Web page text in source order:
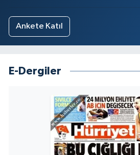
Ankete Katıl
E-Dergiler